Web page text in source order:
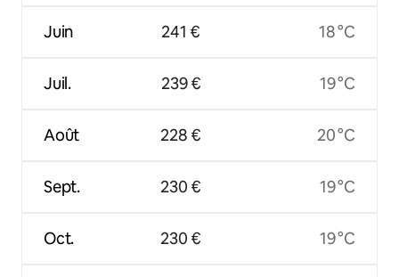
Juin
Juil.
Août
Sept.
Oct.
241 €
239 €
228 €
230 €
230 €
18 °C
19 °C
20 °C
19 °C
19 °C